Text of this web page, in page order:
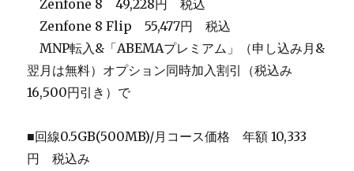
＿Zenfone 8 49,228円 税込
＿Zenfone 8 Flip 55,477円 税込
MNP転入&「ABEMAプレミアム」（申し込み月&
翌月は無料）オプション同時加入割引（税込み
16,500円引き）で
■回線0.5GB(500MB)/月コース価格 年額 10,333
円 税込み